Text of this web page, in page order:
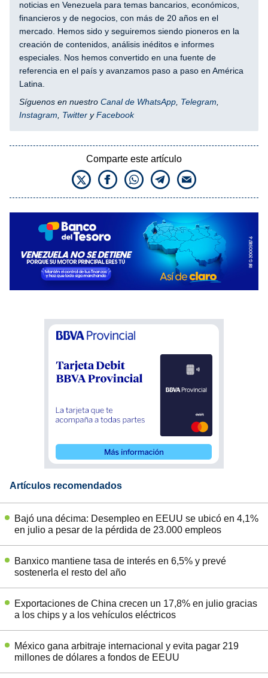
noticias en Venezuela para temas bancarios, económicos,
financieros y de negocios, con más de 20 años en el
mercado. Hemos sido y seguiremos siendo pioneros en la
creación de contenidos, análisis inéditos e informes
especiales. Nos hemos convertido en una fuente de
referencia en el país y avanzamos paso a paso en América
Latina.
Síguenos en nuestro Canal de WhatsApp Telegram
Instagram
Twitter yFacebook
Comparte este artículo
Artículos recomendados
Bajó una décima: Desempleo en EEUU se ubicó en 4,1%
en julio a pesar de la pérdida de 23.000 empleos
Banxico mantiene tasa de interés en 6,5% y prevé
sostenerla el resto del año
Exportaciones de China crecen un 17,8% en julio gracias
a los chips y a los vehículos eléctricos
México gana arbitraje internacional y evita pagar 219
millones de dólares a fondos de EEUU